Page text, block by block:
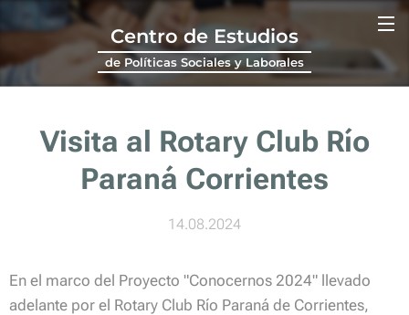
Centro de Estudios
de Políticas Sociales y Laborales
Visita al Rotary Club Río
Paraná Corrientes
14.08.2024
En el marco del Proyecto "Conocernos 2024" llevado
adelante por el Rotary Club Río Paraná de Corrientes,